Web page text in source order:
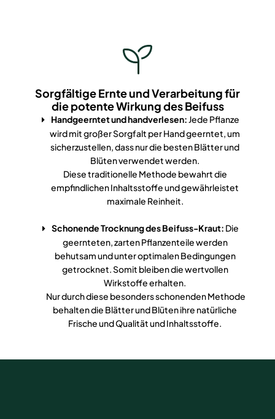
Sorgfältige Ernte und Verarbeitung für
die potente Wirkung des Beifuss
Handgeerntet und handverlesen: Jede Pflanze
wird mit großer Sorgfalt per Hand geerntet, um
sicherzustellen, dass nur die besten Blätter und
Blüten verwendet werden.
Diese traditionelle Methode bewahrt die
empfindlichen Inhaltsstoffe und gewährleistet
maximale Reinheit.
Schonende Trocknung des Beifuss-Kraut: Die
geernteten, zarten Pflanzenteile werden
behutsam und unter optimalen Bedingungen
getrocknet. Somit bleiben die wertvollen
Wirkstoffe erhalten.
Nur durch diese besonders schonenden Methode
behalten die Blätter und Blüten ihre natürliche
Frische und Qualität und Inhaltsstoffe.